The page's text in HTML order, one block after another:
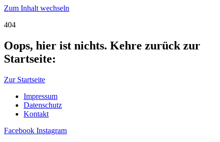
Zum Inhalt wechseln
404
Oops, hier ist nichts. Kehre zurück zur
Startseite:
Zur Startseite
Impressum
Datenschutz
Kontakt
Facebook Instagram